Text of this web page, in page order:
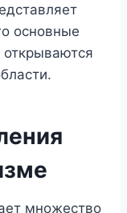
основные
открываются
множество